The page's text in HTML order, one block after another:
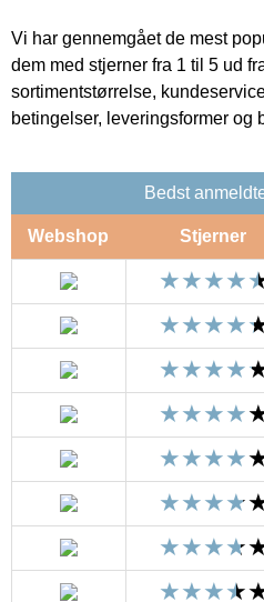
Vi har gennemgået de mest
dem med stjerner fra 1 til 5 ud
sortimentstørrelse,
betingelser, leveringsformer og
Bedst
Webshop Stjerner